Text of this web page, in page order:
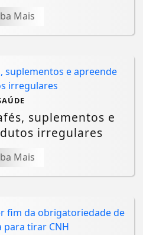
Mais
suplementos e
irregulares
Mais